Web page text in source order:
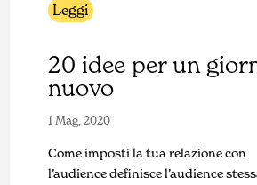
Leggi
20 idee per un
nuovo
1 Mag, 2020
Come imposti la tua relazione con
l’audience definisce l’audience